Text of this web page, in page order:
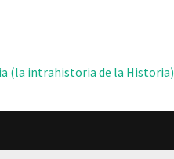
(la intrahistoria de la Historia)